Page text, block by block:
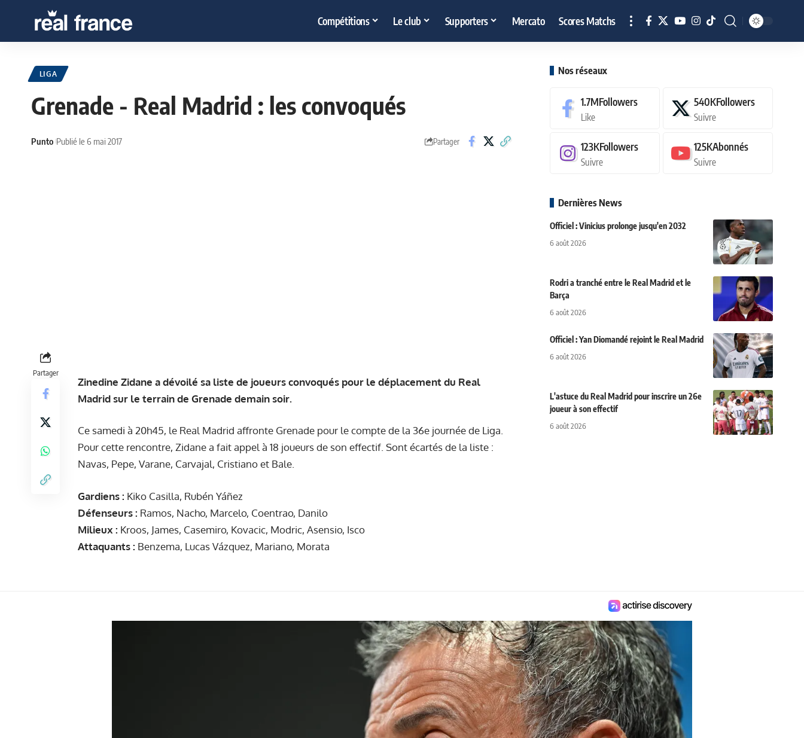
Compétitions Le club Supporters Mercato Scores Matchs
LIGA
Grenade - Real Madrid : les convoqués
Punto Publié le 6 mai 2017 Partager
Partager
Zinedine Zidane a dévoilé sa liste de joueurs convoqués pour le déplacement du Real
Madrid sur le terrain de Grenade demain soir.
Ce samedi à 20h45, le Real Madrid affronte Grenade pour le compte de la 36e journée de Liga.
Pour cette rencontre, Zidane a fait appel à 18 joueurs de son effectif. Sont écartés de la liste :
Navas, Pepe, Varane, Carvajal, Cristiano et Bale.
Gardiens : Kiko Casilla, Rubén Yáñez
Défenseurs : Ramos, Nacho, Marcelo, Coentrao, Danilo
Milieux : Kroos, James, Casemiro, Kovacic, Modric, Asensio, Isco
Attaquants : Benzema, Lucas Vázquez, Mariano, Morata
Nos réseaux
1.7MFollowers
Like
540KFollowers
Suivre
123KFollowers
Suivre
125KAbonnés
Suivre
Dernières News
Officiel : Vinicius prolonge jusqu'en 2032
6 août 2026
Rodri a tranché entre le Real Madrid et le
Barça
6 août 2026
Officiel : Yan Diomandé rejoint le Real Madrid
6 août 2026
L'astuce du Real Madrid pour inscrire un 26e
joueur à son effectif
6 août 2026